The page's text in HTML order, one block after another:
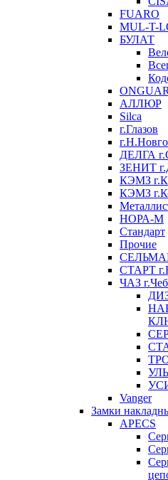
FUARO
MUL-T-
БУЛАТ
АЛЛЮР
Silca
г.Глазов
ДЕЛГА
ЗЕНИТ
КЭМЗ
КЭМЗ
НОРА-М
Стандарт
Прочие
СТАРТ
ЧАЗ
Vanger
Замки
APECS